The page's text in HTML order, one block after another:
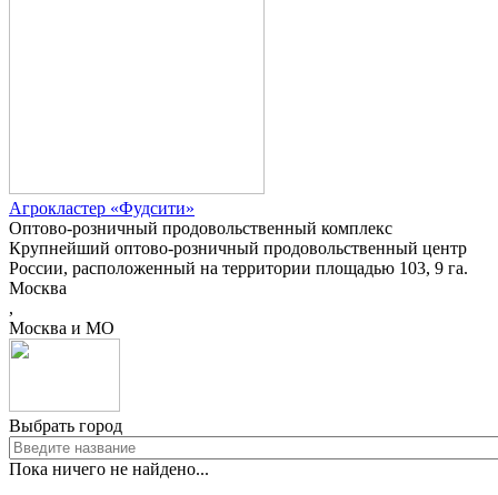
Агрокластер «Фудсити»
Оптово-розничный продовольственный комплекс
Крупнейший оптово-розничный продовольственный центр
России, расположенный на территории площадью 103, 9 га.
Москва
,
Москва и МО
Выбрать город
Пока ничего не найдено...